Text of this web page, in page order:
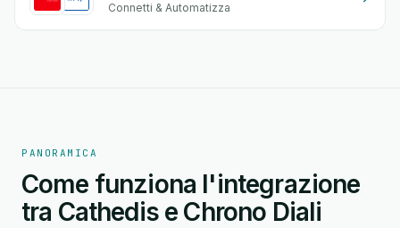
Connetti & Automatizza
PANORAMICA
Come funziona l'integrazione
tra Cathedis e Chrono Diali